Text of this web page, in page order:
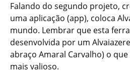
Falando do segundo projeto,
uma aplicação (app), coloca
mundo. Lembrar que esta
desenvolvida por um
abraço Amaral Carvalho) o
mais valioso.